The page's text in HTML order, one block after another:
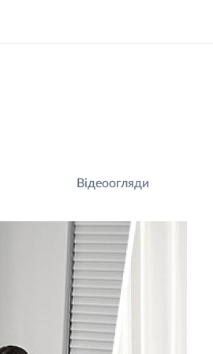
Відеоогляди